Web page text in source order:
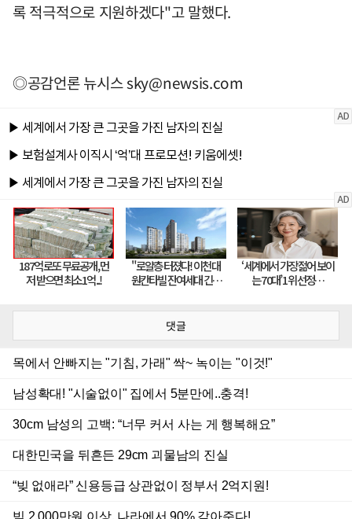
록 적극적으로 지원하겠다"고 말했다.
◎공감언론 뉴시스sky@newsis.com
댓글